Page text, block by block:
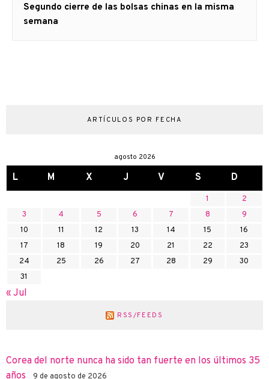
Artículo
siguiente:
Segundo cierre de las bolsas chinas en la misma
semana
ARTÍCULOS POR FECHA
agosto 2026
L M X J V S D
1
2
3
4 5 6 7 8
9
10
11 12 13 14 15
16
17
18 19 20 21 22
23
24
25 26 27 28 29
30
31
« Jul
RSS/FEEDS
Corea del norte nunca ha sido tan fuerte en los últimos 35
años
9 de agosto de 2026